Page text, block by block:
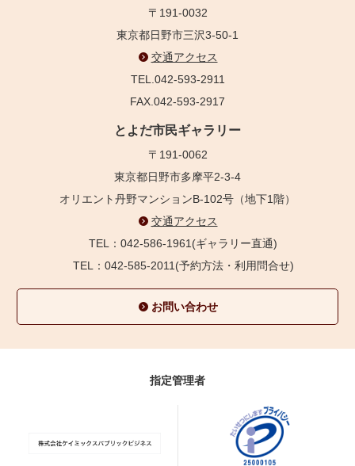
〒191-0032
東京都日野市三沢3-50-1
交通アクセス
TEL.042-593-2911
FAX.042-593-2917
とよだ市民ギャラリー
〒191-0062
東京都日野市多摩平2-3-4
オリエント丹野マンションB-102号（地下1階）
交通アクセス
TEL：042-586-1961(ギャラリー直通)
TEL：042-585-2011(予約方法・利用問合せ)
お問い合わせ
指定管理者